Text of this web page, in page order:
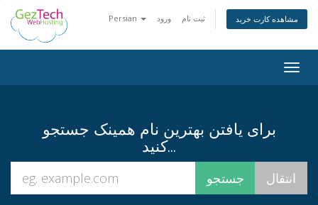
Persian ورود ثبت نام مشاهده کارت خرید
برای یافتن بهترین نام همینک جستجو
کنید...